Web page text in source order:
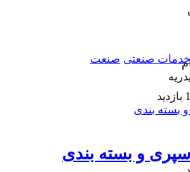
خدمات صنعتی صنعت
و بسته بندی